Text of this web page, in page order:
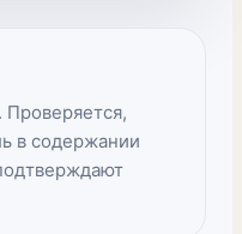
Проверяется,
в содержании